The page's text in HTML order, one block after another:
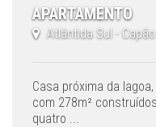
APARTAMENTO
Atlântida Sul -
Casa próxima da
com 278m²
quatro ...